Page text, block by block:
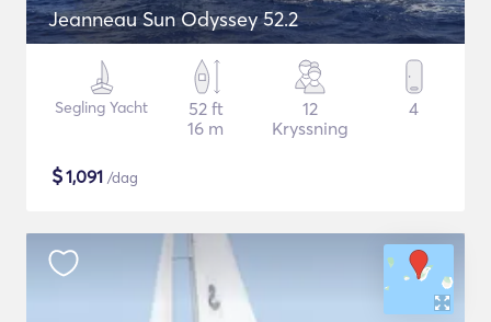
Jeanneau Sun Odyssey 52.2
Segling Yacht
52 ft
16 m
12
Kryssning
4
$1,091 /dag